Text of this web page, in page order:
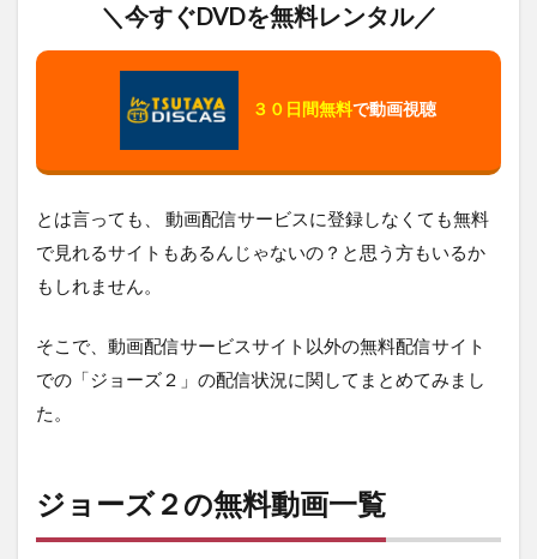
＼今すぐDVDを無料レンタル／
３０日間無料で動画視聴
とは言っても、 動画配信サービスに登録しなくても無料
で見れるサイトもあるんじゃないの？と思う方もいるか
もしれません。
そこで、動画配信サービスサイト以外の無料配信サイト
での「ジョーズ２」の配信状況に関してまとめてみまし
た。
ジョーズ２の無料動画一覧